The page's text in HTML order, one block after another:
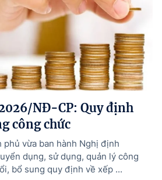
NĐ-CP: Quy định
công chức
vừa ban hành Nghị định
dụng, sử dụng, quản lý công
bổ sung quy định về xếp ...